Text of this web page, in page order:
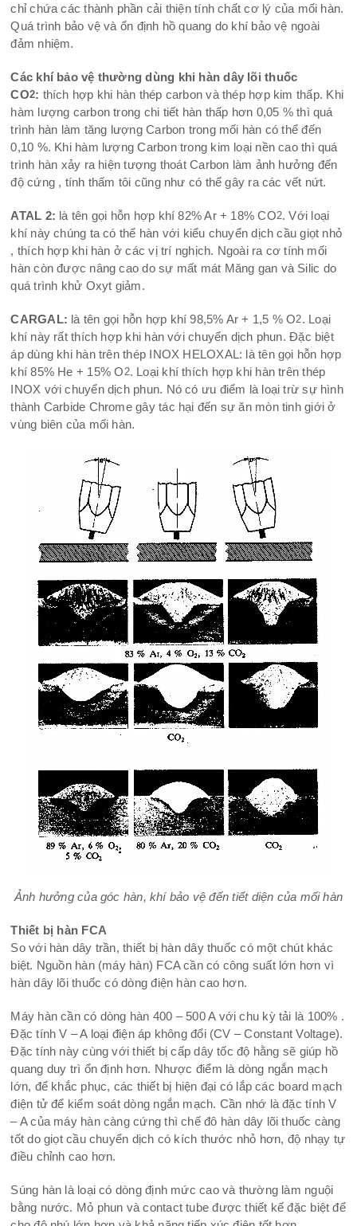
chỉ chứa các thành phần cải thiện tính chất cơ lý của mối hàn.
Quá trình bảo vệ và ổn định hồ quang do khí bảo vệ ngoài
đảm nhiệm.
Các khí bảo vệ thường dùng khi hàn dây lõi thuốc
CO2: thích hợp khi hàn thép carbon và thép hợp kim thấp. Khi
hàm lượng carbon trong chi tiết hàn thấp hơn 0,05 % thì quá
trình hàn làm tăng lượng Carbon trong mối hàn có thể đến
0,10 %. Khi hàm lượng Carbon trong kim loại nền cao thì quá
trình hàn xảy ra hiện tượng thoát Carbon làm ảnh hưởng đến
độ cứng , tính thấm tôi cũng như có thể gây ra các vết nứt.
ATAL 2: là tên gọi hỗn hợp khí 82% Ar + 18% CO2. Với loại
khí này chúng ta có thể hàn với kiểu chuyển dịch cầu giọt nhỏ
, thích hợp khi hàn ở các vị trí nghịch. Ngoài ra cơ tính mối
hàn còn được nâng cao do sự mất mát Măng gan và Silic do
quá trình khử Oxyt giảm.
CARGAL: là tên gọi hỗn hợp khí 98,5% Ar + 1,5 % O2. Loại
khí này rất thích hợp khi hàn với chuyển dịch phun. Đặc biệt
áp dùng khi hàn trên thép INOX HELOXAL: là tên gọi hỗn hợp
khí 85% He + 15% O 2. Loại khí thích hợp khi hàn trên thép
INOX với chuyển dịch phun. Nó có ưu điểm là loại trừ sự hình
thành Carbide Chrome gây tác hại đến sự ăn mòn tinh giới ở
vùng biên của mối hàn.
Ảnh hưởng của góc hàn, khí bảo vệ đến tiết diện của mối hàn
Thiết bị hàn FCA
So với hàn dây trần, thiết bị hàn dây thuốc có một chút khác
biệt. Nguồn hàn (máy hàn) FCA cần có công suất lớn hơn vì
hàn dây lõi thuốc có dòng điện hàn cao hơn.
Máy hàn cần có dòng hàn 400 – 500 A với chu kỳ tải là 100% .
Đặc tính V – A loại điện áp không đổi (CV – Constant Voltage).
Đặc tính này cùng với thiết bị cấp dây tốc độ hằng sẽ giúp hồ
quang duy trì ổn định hơn. Nhược điểm là dòng ngắn mạch
lớn, để khắc phục, các thiết bị hiện đại có lắp các board mạch
điện tử để kiểm soát dòng ngắn mạch. Cần nhớ là đặc tính V
– A của máy hàn càng cứng thì chế đô hàn dây lõi thuốc càng
tốt do giọt cầu chuyển dịch có kích thước nhỏ hơn, độ nhạy tự
điều chỉnh cao hơn.
Súng hàn là loại có dòng định mức cao và thường làm nguội
bằng nước. Mỏ phun và contact tube được thiết kế đặc biệt để